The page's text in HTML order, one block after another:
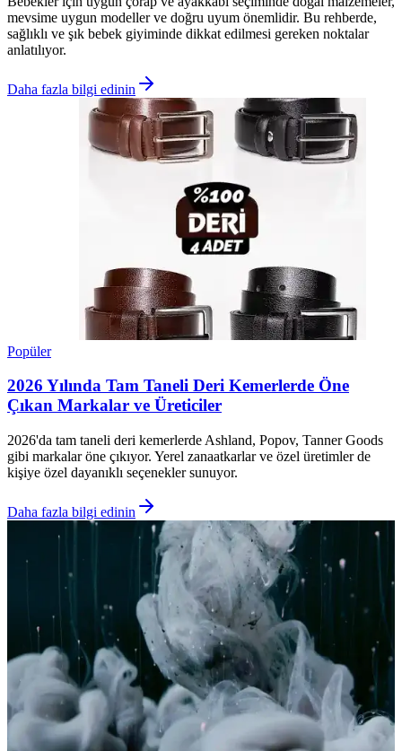
mevsime uygun modeller ve doğru uyum önemlidir. Bu rehberde,
sağlıklı ve şık bebek giyiminde dikkat edilmesi gereken noktalar
anlatılıyor.
Daha fazla bilgi edinin
Popüler
2026 Yılında Tam Taneli Deri Kemerlerde Öne
Çıkan Markalar ve Üreticiler
2026'da tam taneli deri kemerlerde Ashland, Popov, Tanner Goods
gibi markalar öne çıkıyor. Yerel zanaatkarlar ve özel üretimler de
kişiye özel dayanıklı seçenekler sunuyor.
Daha fazla bilgi edinin